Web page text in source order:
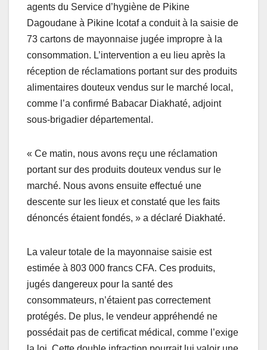
agents du Service d’hygiène de Pikine
Dagoudane à Pikine Icotaf a conduit à la saisie de
73 cartons de mayonnaise jugée impropre à la
consommation. L’intervention a eu lieu après la
réception de réclamations portant sur des produits
alimentaires douteux vendus sur le marché local,
comme l’a confirmé Babacar Diakhaté, adjoint
sous-brigadier départemental.
« Ce matin, nous avons reçu une réclamation
portant sur des produits douteux vendus sur le
marché. Nous avons ensuite effectué une
descente sur les lieux et constaté que les faits
dénoncés étaient fondés, » a déclaré Diakhaté.
La valeur totale de la mayonnaise saisie est
estimée à 803 000 francs CFA. Ces produits,
jugés dangereux pour la santé des
consommateurs, n’étaient pas correctement
protégés. De plus, le vendeur appréhendé ne
possédait pas de certificat médical, comme l’exige